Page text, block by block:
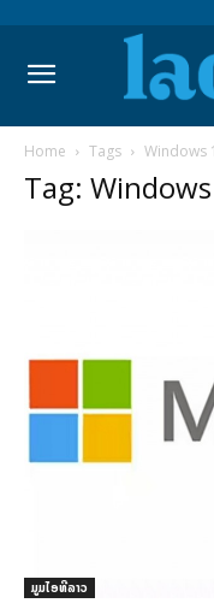
Home Tags Windows
Tag:
ມູມໄອທີລາວ